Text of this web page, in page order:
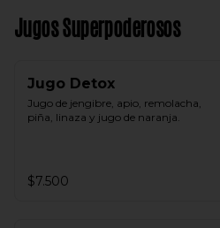
Jugos Superpoderosos
Jugo Detox
Jugo de jengibre, apio, remolacha,
piña, linaza y jugo de naranja.
$7.500